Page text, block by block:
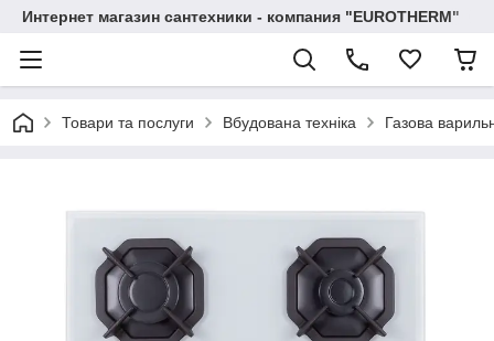
Интернет магазин сантехники - компания "EUROTHERM"
Товари та послуги Вбудована техніка Газова